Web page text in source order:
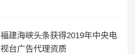
福建海峡头条获得2019年中央电
视台广告代理资质